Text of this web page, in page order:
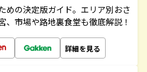
めの決定版ガイド。エリア別おさ
、市場や路地裏食堂も徹底解説！
詳細を見る